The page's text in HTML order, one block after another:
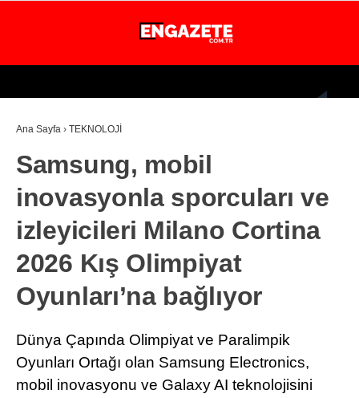
26.1
İSTANBUL
GÜNDEM
EKONOMİ
DÜNYA
MAGAZİN
SPOR
SAĞLIK
EĞİTİM
Ana Sayfa › TEKNOLOJİ
Samsung, mobil
inovasyonla sporcuları ve
izleyicileri Milano Cortina
2026 Kış Olimpiyat
Oyunları’na bağlıyor
Dünya Çapında Olimpiyat ve Paralimpik
Oyunları Ortağı olan Samsung Electronics,
mobil inovasyonu ve Galaxy AI teknolojisini